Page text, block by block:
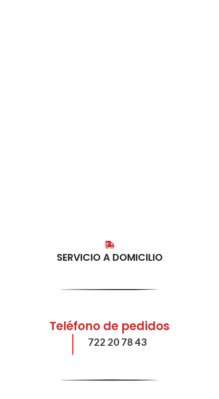
SERVICIO A DOMICILIO
Teléfono de pedidos
722 20 78 43